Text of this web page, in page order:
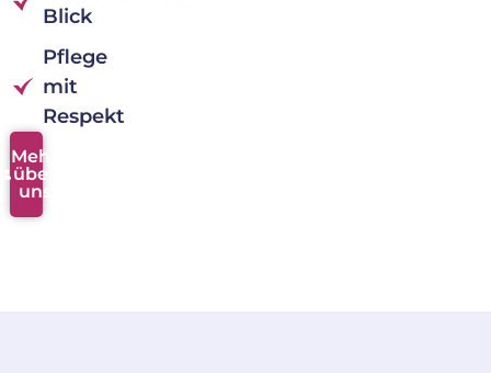
Blick
Pflege
mit
Respekt
Mehr
über
uns